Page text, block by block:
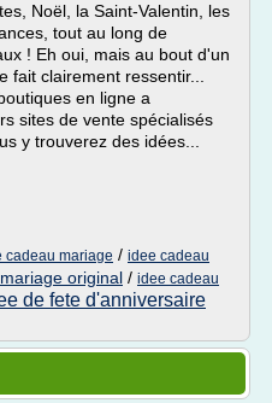
Noël, la Saint-Valentin, les
tout au long de
! Eh oui, mais au bout d'un
fait clairement ressentir...
en ligne a
sites de vente spécialisés
y trouverez des idées...
cadeau mariage / idee cadeau
original / idee cadeau
de fete d'anniversaire